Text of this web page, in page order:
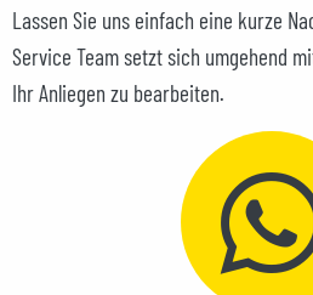
Lassen Sie uns einfach eine kurze
Service Team setzt sich umgehend
Ihr Anliegen zu bearbeiten.